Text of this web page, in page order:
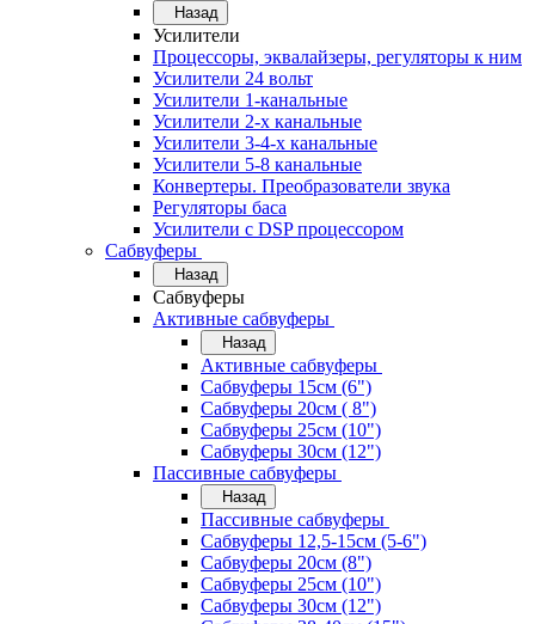
Назад
Усилители
Процессоры, эквалайзеры, регуляторы к ним
Усилители 24 вольт
Усилители 1-канальные
Усилители 2-х канальные
Усилители 3-4-х канальные
Усилители 5-8 канальные
Конвертеры. Преобразователи звука
Регуляторы баса
Усилители с DSP процессором
Сабвуферы
Назад
Сабвуферы
Активные сабвуферы
Назад
Активные сабвуферы
Сабвуферы 15см (6")
Сабвуферы 20см ( 8")
Сабвуферы 25см (10")
Сабвуферы 30см (12")
Пассивные сабвуферы
Назад
Пассивные сабвуферы
Сабвуферы 12,5-15см (5-6")
Сабвуферы 20см (8")
Сабвуферы 25см (10")
Сабвуферы 30см (12")